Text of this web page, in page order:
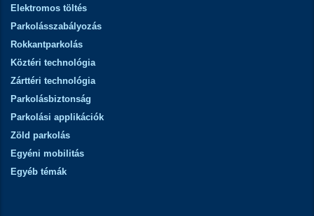
Elektromos töltés
Parkolásszabályozás
Rokkantparkolás
Köztéri technológia
Zárttéri technológia
Parkolásbiztonság
Parkolási applikációk
Zöld parkolás
Egyéni mobilitás
Egyéb témák